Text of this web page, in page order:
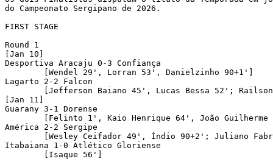
do Campeonato Sergipano de 2026.
FIRST STAGE
Round 1
[Jan 10]
Desportiva Aracaju 0-3 Confiança
Lagarto 2-2 Falcon
[Jan 11]
Guarany 3-1 Dorense
América 2-2 Sergipe
Itabaiana 1-0 Atlético Gloriense